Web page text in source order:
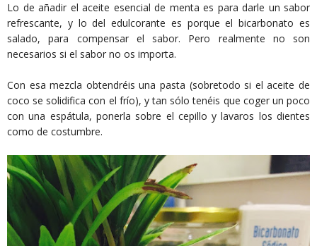
Lo de añadir el aceite esencial de menta es para darle un sabor
refrescante, y lo del edulcorante es porque el bicarbonato es
salado, para compensar el sabor. Pero realmente no son
necesarios si el sabor no os importa.
Con esa mezcla obtendréis una pasta (sobretodo si el aceite de
coco se solidifica con el frío), y tan sólo tenéis que coger un poco
con una espátula, ponerla sobre el cepillo y lavaros los dientes
como de costumbre.